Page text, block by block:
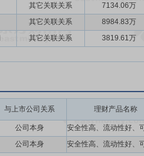
其它关联关系
7134.06万
其它关联关系
8984.83万
其它关联关系 3819.61万
与上市公司关系 理财产品名称
公司本身
公司本身